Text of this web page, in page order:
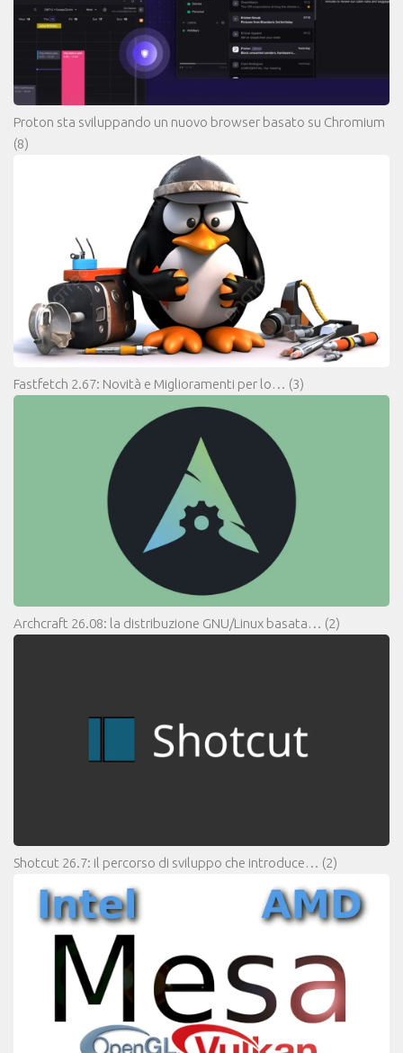
Proton sta sviluppando un nuovo browser basato su Chromium
(8)
Fastfetch 2.67: Novità e Miglioramenti per lo… (3)
Archcraft 26.08: la distribuzione GNU/Linux basata… (2)
Shotcut 26.7: il percorso di sviluppo che introduce… (2)